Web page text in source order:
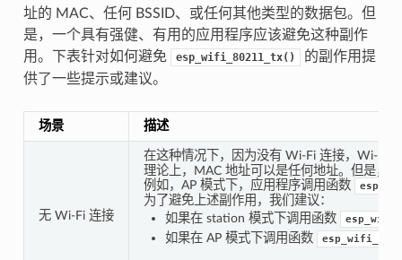
址的 MAC、任何 BSSID、或任何其他类型的数据包。但
是，一个具有强健、有用的应用程序应该避免这种副作
用。下表针对如何避免
esp_wifi_80211_tx()
的副作用提
供了一些提示或建议。
场景 描述
无 Wi-Fi 连接
在这种情况下，因为没有 Wi-Fi 连接，Wi-Fi
理论上，MAC 地址可以是任何地址。但是，
例如，AP 模式下，应用程序调用函数
为了避免上述副作用，我们建议：
如果在 station 模式下调用函数
如果在 AP 模式下调用函数